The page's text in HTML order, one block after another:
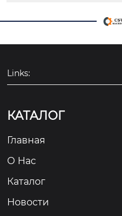
Links:
КАТАЛОГ
Главная
О Hас
Каталог
Новости